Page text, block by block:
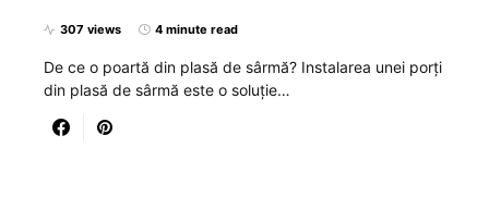
307 views 4 minute read
De ce o poartă din plasă de sârmă? Instalarea unei porți
din plasă de sârmă este o soluție…